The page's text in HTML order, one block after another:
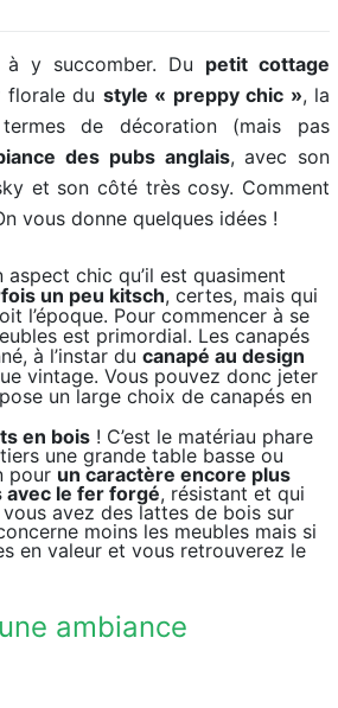
à y succomber. Du petit cottage
florale du style « preppy chic », la
de décoration (mais pas
des pubs anglais, avec son
et son côté très cosy. Comment
vous donne quelques idées !
chic qu’il est quasiment
un peu kitsch, certes, mais qui
l’époque. Pour commencer à se
est primordial. Les canapés
à l’instar du canapé au design
vintage. Vous pouvez donc jeter
un large choix de canapés en
en bois ! C’est le matériau phare
une grande table basse ou
pour un caractère encore plus
avec le fer forgé, résistant et qui
avez des lattes de bois sur
moins les meubles mais si
en valeur et vous retrouverez le
ambiance